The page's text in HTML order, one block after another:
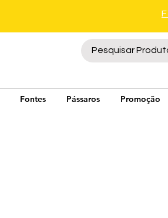
Fontes Pássaros Promoção